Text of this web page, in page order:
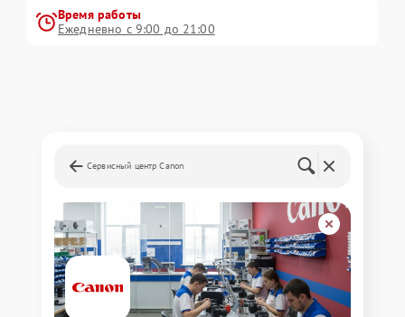
Время работы
Ежедневно с 9:00 до 21:00
Сервисный центр Canon